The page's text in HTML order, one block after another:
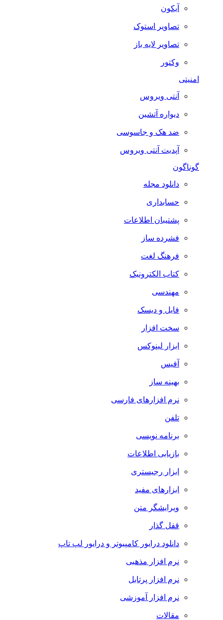
آیکون
تصاویر استوک
تصاویر لایه باز
وکتور
امنیتی
آنتی ویروس
دیواره آتشین
ضد هک و جاسوسی
آپدیت آنتی ویروس
گوناگون
دانلود مجله
حسابداری
پشتیبان اطلاعات
فشرده ساز
فرهنگ لغت
کتاب الکترونیک
مهندسی
فایل و دیسک
سخت افزار
ابزار لینوکس
آفیس
بهینه ساز
نرم افزارهای فارسی
تلفن
برنامه نویسی
بازیابی اطلاعات
ابزار رجیستری
ابزارهای مفید
ویرایشگر متن
قفل گذار
دانلود درایور کامپیوتر و درایور لپ تاپ
نرم افزار مذهبی
نرم افزار پرتابل
نرم افزار آموزشی
مقالات